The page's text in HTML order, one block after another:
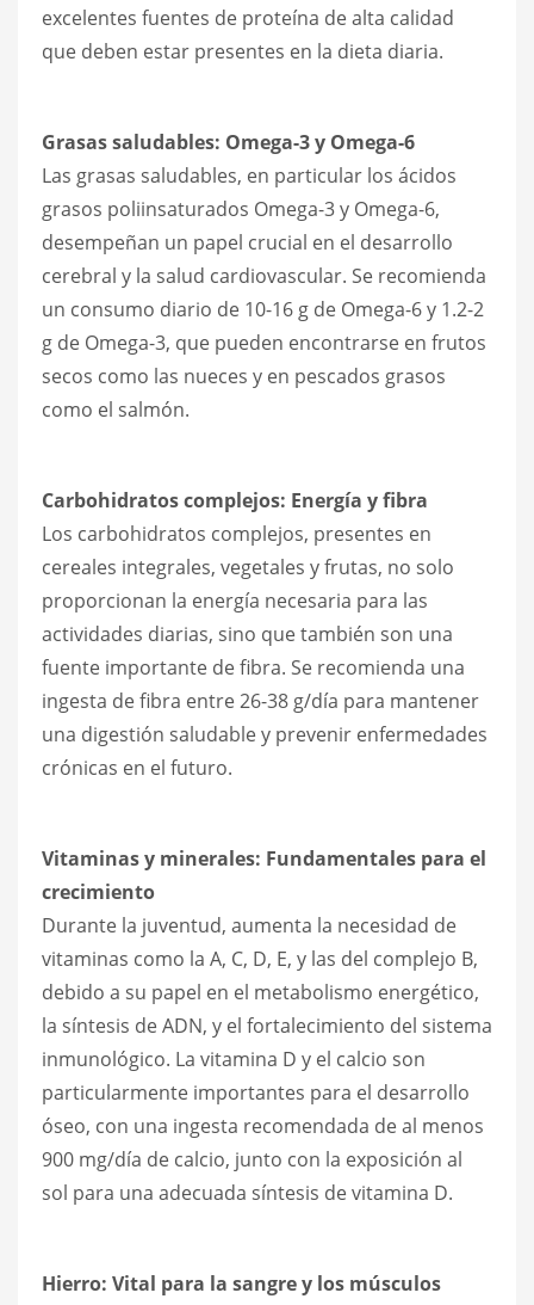
excelentes fuentes de proteína de alta calidad
que deben estar presentes en la dieta diaria.
Grasas saludables: Omega-3 y Omega-6
Las grasas saludables, en particular los ácidos
grasos poliinsaturados Omega-3 y Omega-6,
desempeñan un papel crucial en el desarrollo
cerebral y la salud cardiovascular. Se recomienda
un consumo diario de 10-16 g de Omega-6 y 1.2-2
g de Omega-3, que pueden encontrarse en frutos
secos como las nueces y en pescados grasos
como el salmón.
Carbohidratos complejos: Energía y fibra
Los carbohidratos complejos, presentes en
cereales integrales, vegetales y frutas, no solo
proporcionan la energía necesaria para las
actividades diarias, sino que también son una
fuente importante de fibra. Se recomienda una
ingesta de fibra entre 26-38 g/día para mantener
una digestión saludable y prevenir enfermedades
crónicas en el futuro.
Vitaminas y minerales: Fundamentales para el
crecimiento
Durante la juventud, aumenta la necesidad de
vitaminas como la A, C, D, E, y las del complejo B,
debido a su papel en el metabolismo energético,
la síntesis de ADN, y el fortalecimiento del sistema
inmunológico. La vitamina D y el calcio son
particularmente importantes para el desarrollo
óseo, con una ingesta recomendada de al menos
900 mg/día de calcio, junto con la exposición al
sol para una adecuada síntesis de vitamina D.
Hierro: Vital para la sangre y los músculos